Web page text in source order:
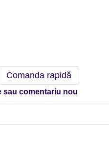
Comanda rapidă
sau comentariu nou